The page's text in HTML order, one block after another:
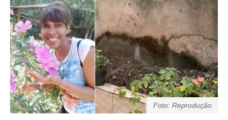
Foto: Reprodução